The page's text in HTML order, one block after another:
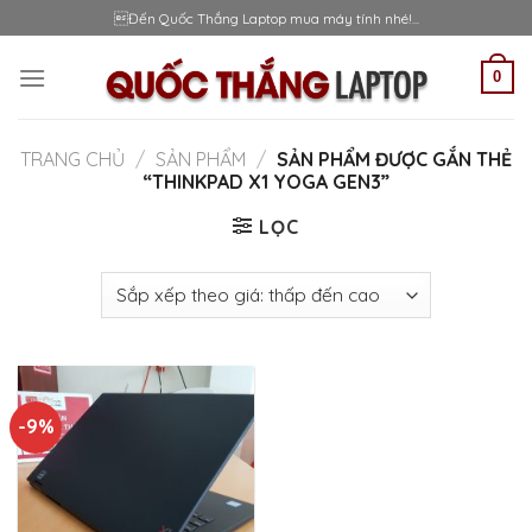
to
content
Đến Quốc Thắng Laptop mua máy tính nhé!...
0
TRANG CHỦ / SẢN PHẨM / SẢN PHẨM ĐƯỢC GẮN THẺ
“THINKPAD X1 YOGA GEN3”
LỌC
-9%